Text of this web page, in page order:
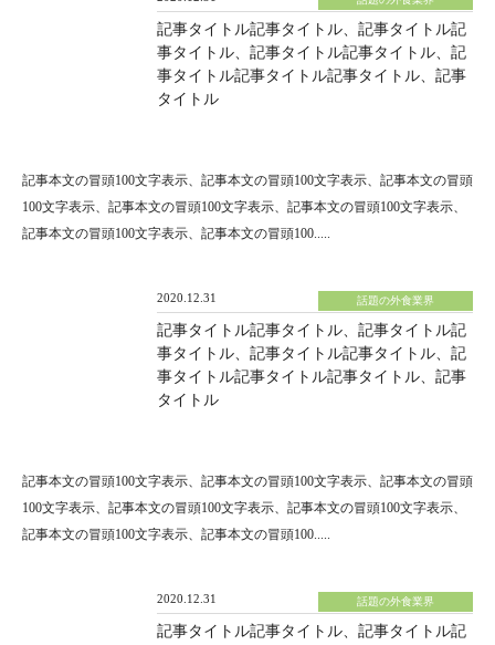
記事タイトル記事タイトル、記事タイトル記
事タイトル、記事タイトル記事タイトル、記
事タイトル記事タイトル記事タイトル、記事
タイトル
記事本文の冒頭100文字表示、記事本文の冒頭100文字表示、記事本文の冒頭
100文字表示、記事本文の冒頭100文字表示、記事本文の冒頭100文字表示、
記事本文の冒頭100文字表示、記事本文の冒頭100.....
2020.12.31 話題の外食業界
記事タイトル記事タイトル、記事タイトル記
事タイトル、記事タイトル記事タイトル、記
事タイトル記事タイトル記事タイトル、記事
タイトル
記事本文の冒頭100文字表示、記事本文の冒頭100文字表示、記事本文の冒頭
100文字表示、記事本文の冒頭100文字表示、記事本文の冒頭100文字表示、
記事本文の冒頭100文字表示、記事本文の冒頭100.....
2020.12.31 話題の外食業界
記事タイトル記事タイトル、記事タイトル記